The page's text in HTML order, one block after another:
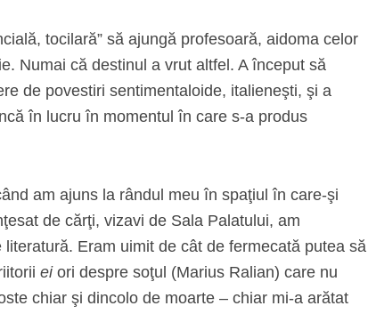
tocilară” să ajungă profesoară, aidoma celor
Numai că destinul a vrut altfel. A început să
de povestiri sentimentaloide, italieneşti, şi a
în lucru în momentul în care s-a produs
am ajuns la rândul meu în spaţiul în care-şi
de cărţi, vizavi de Sala Palatului, am
Eram uimit de cât de fermecată putea să
eiori despre soţul (Marius Ralian) care nu
chiar şi dincolo de moarte – chiar mi-a arătat